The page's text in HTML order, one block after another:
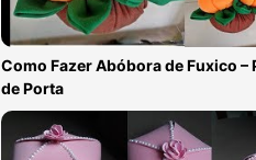
Como Fazer Abóbora de Fuxico –
de Porta